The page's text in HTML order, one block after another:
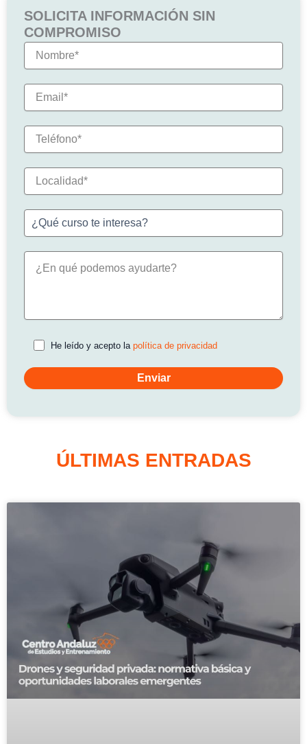
SOLICITA INFORMACIÓN SIN
COMPROMISO
He leído y acepto lapolítica de privacidad
ÚLTIMAS ENTRADAS